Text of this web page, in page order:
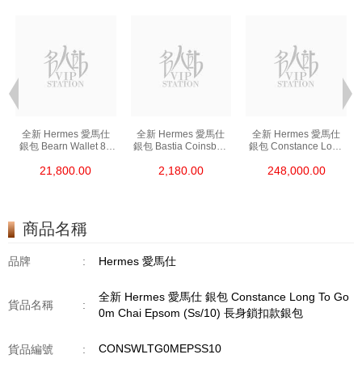
全新 Hermes 愛馬仕
銀包 Bearn Wallet 89
短身抽帶款銀包
21,800.00
全新 Hermes 愛馬仕
銀包 Bastia Coinsbag
零錢包
2,180.00
全新 Hermes 愛馬仕
銀包 Constance Long
Croco 銀扣
248,000.00
商品名稱
品牌 : Hermes 愛馬仕
貨品名稱 :
全新 Hermes 愛馬仕 銀包 Constance Long To Go
0m Chai Epsom (Ss/10) 長身鎖扣款銀包
貨品編號 : CONSWLTG0MEPSS10